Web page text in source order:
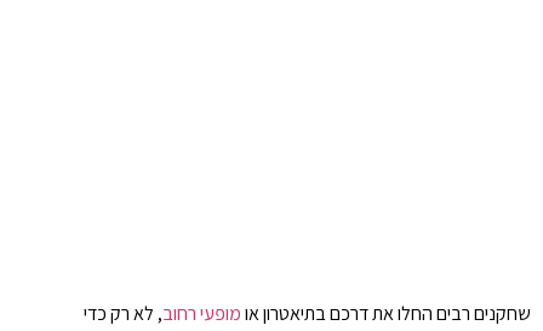
שחקנים רבים החלו את דרכם בתיאטרון אומופעי רחוב, לא רק כדי